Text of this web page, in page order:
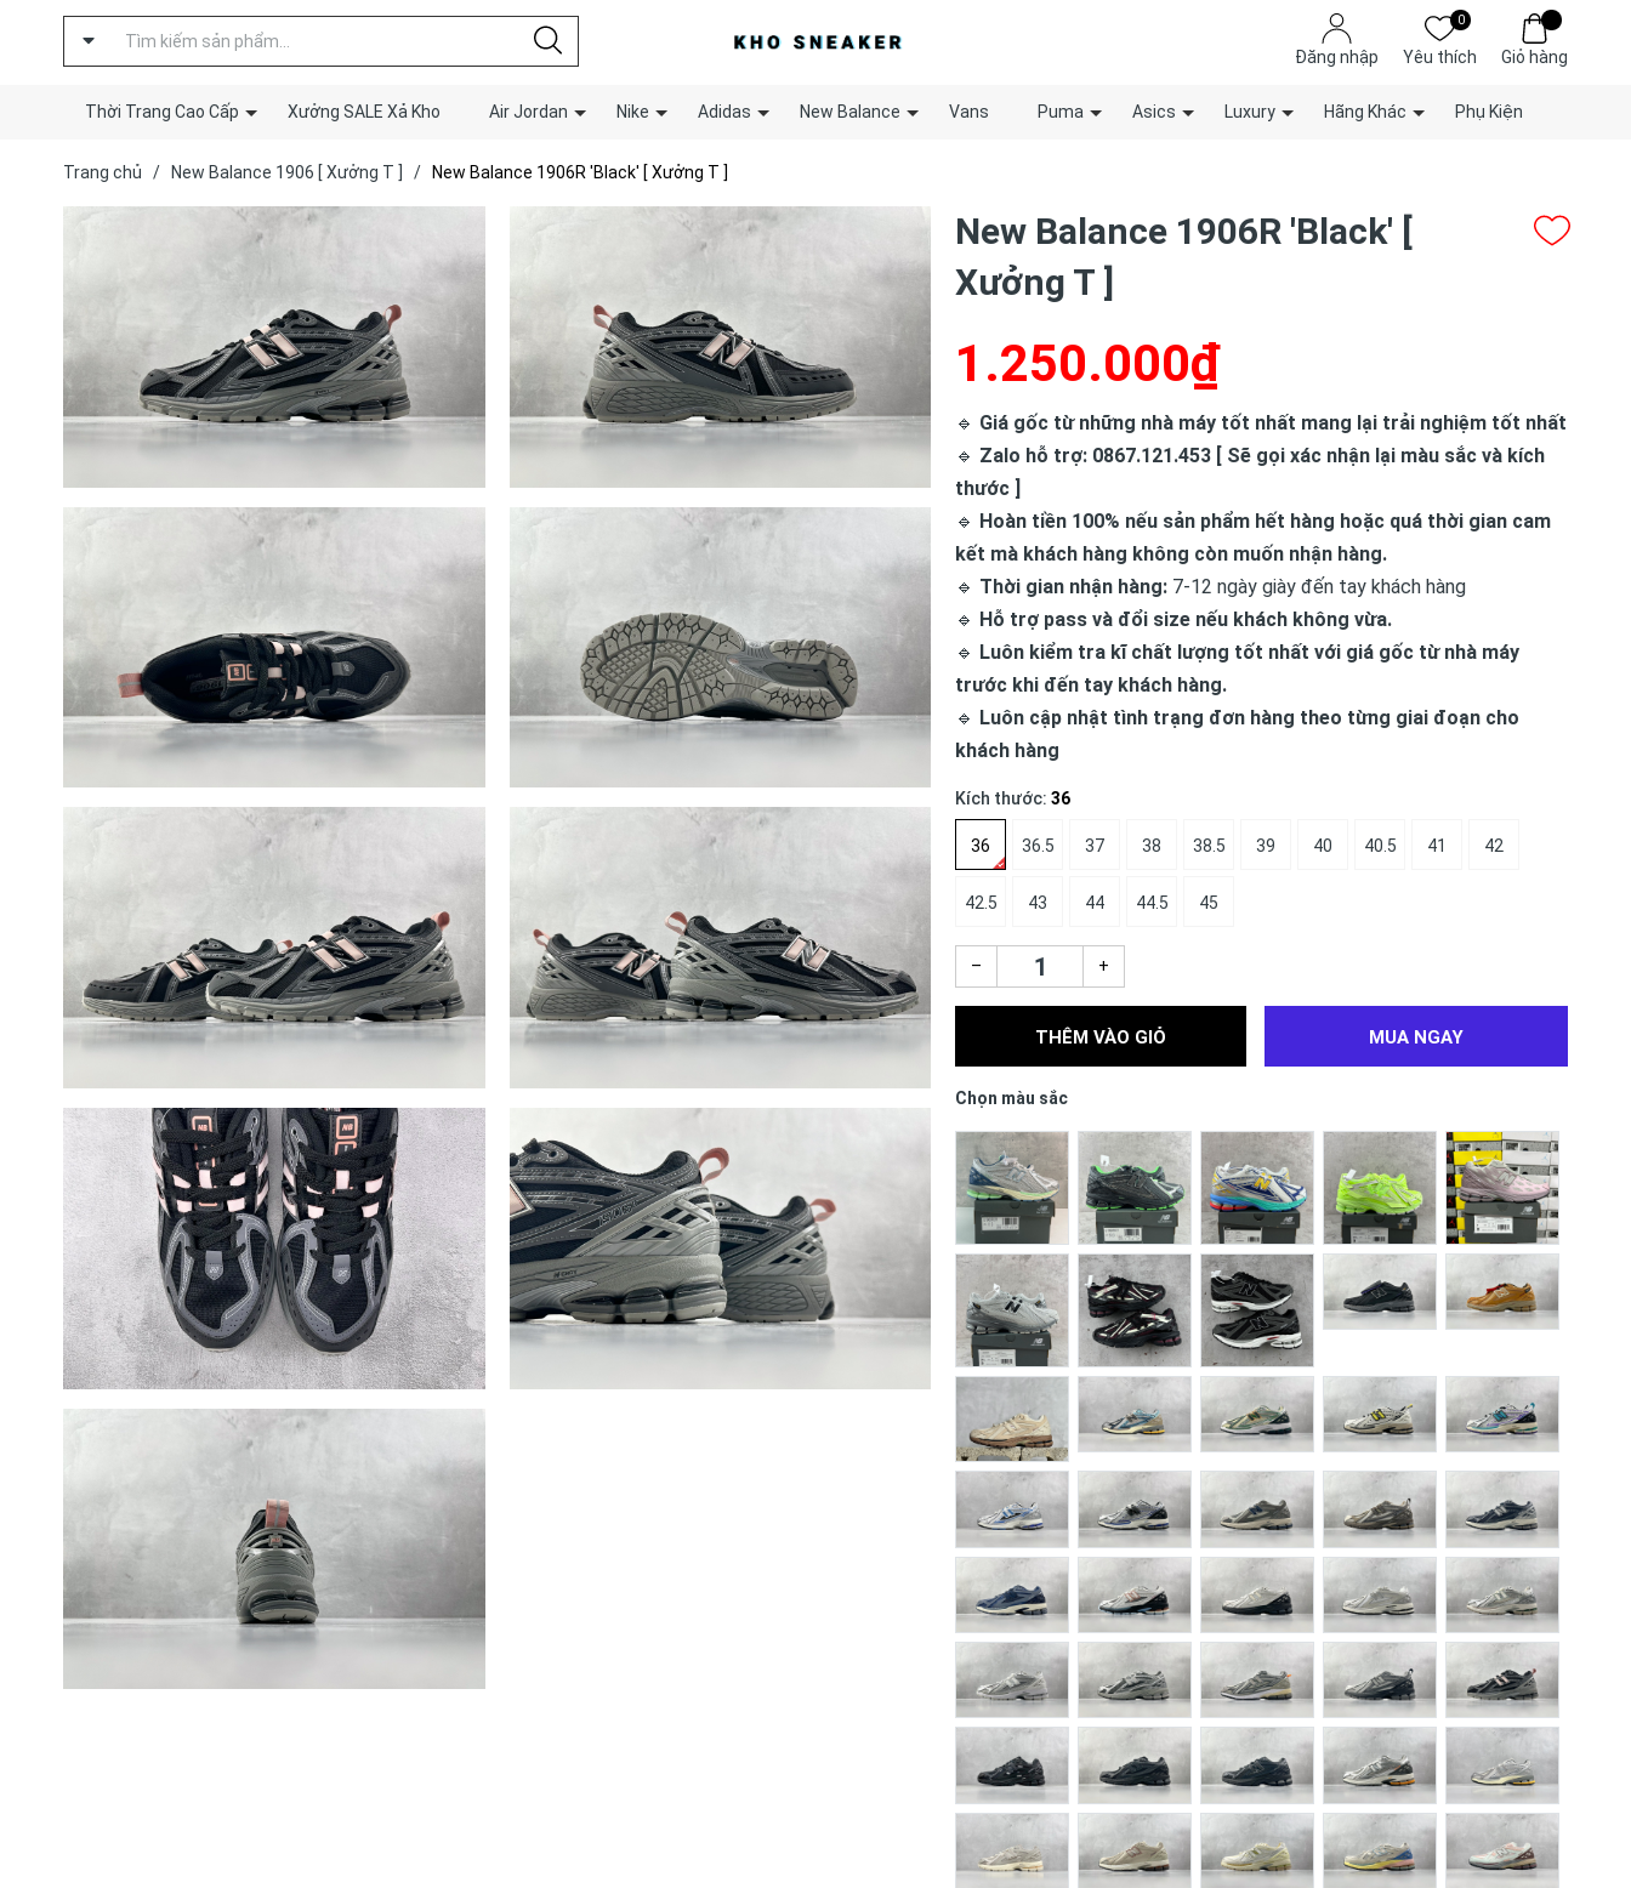
Đăng nhập
0
Yêu thích Giỏ hàng
Thời Trang Cao Cấp Xưởng SALE Xả Kho Air Jordan Nike Adidas New Balance Vans Puma Asics Luxury Hãng Khác Phụ Kiện
Trang chủ / New Balance 1906 [ Xưởng T ] / New Balance 1906R 'Black' [ Xưởng T ]
New Balance 1906R 'Black' [
Xưởng T ]
1.250.000₫
🔹 Giá gốc từ những nhà máy tốt nhất mang lại trải nghiệm tốt nhất
🔹 Zalo hỗ trợ: 0867.121.453 [ Sẽ gọi xác nhận lại màu sắc và kích
thước ]
🔹 Hoàn tiền 100% nếu sản phẩm hết hàng hoặc quá thời gian cam
kết mà khách hàng không còn muốn nhận hàng.
🔹 Thời gian nhận hàng: 7-12 ngày giày đến tay khách hàng
🔹 Hỗ trợ pass và đổi size nếu khách không vừa.
🔹 Luôn kiểm tra kĩ chất lượng tốt nhất với giá gốc từ nhà máy
trước khi đến tay khách hàng.
🔹 Luôn cập nhật tình trạng đơn hàng theo từng giai đoạn cho
khách hàng
Kích thước: 36
36 36.5 37 38 38.5 39 40 40.5 41 42
42.5 43 44 44.5 45
– +
THÊM VÀO GIỎ MUA NGAY
Chọn màu sắc